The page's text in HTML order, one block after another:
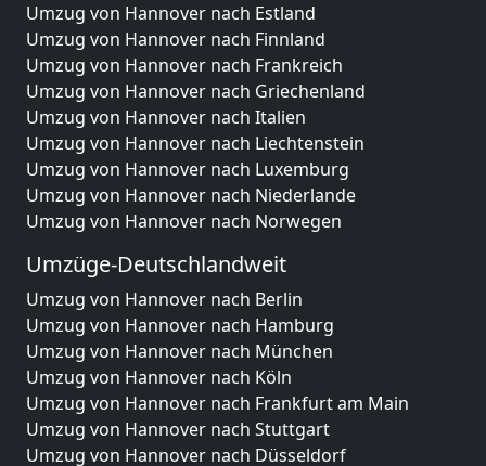
Umzug von Hannover nach Estland
Umzug von Hannover nach Finnland
Umzug von Hannover nach Frankreich
Umzug von Hannover nach Griechenland
Umzug von Hannover nach Italien
Umzug von Hannover nach Liechtenstein
Umzug von Hannover nach Luxemburg
Umzug von Hannover nach Niederlande
Umzug von Hannover nach Norwegen
Umzüge-Deutschlandweit
Umzug von Hannover nach Berlin
Umzug von Hannover nach Hamburg
Umzug von Hannover nach München
Umzug von Hannover nach Köln
Umzug von Hannover nach Frankfurt am Main
Umzug von Hannover nach Stuttgart
Umzug von Hannover nach Düsseldorf